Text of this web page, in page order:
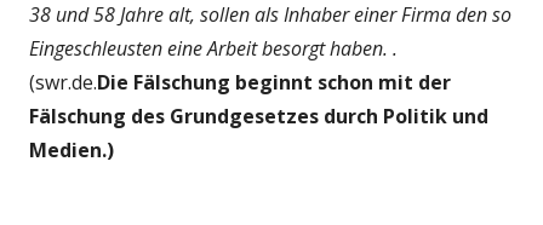
38 und 58 Jahre alt, sollen als Inhaber einer Firma den so
Eingeschleusten eine Arbeit besorgt haben. .
(swr.de.Die Fälschung beginnt schon mit der
Fälschung des Grundgesetzes durch Politik und
Medien.)